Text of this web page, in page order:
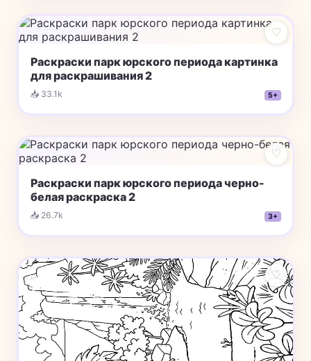
♡
Раскраски парк юрского периода картинка
для раскрашивания 2
📥 33.1k 5+
♡
Раскраски парк юрского периода черно-
белая раскраска 2
📥 26.7k 3+
♡